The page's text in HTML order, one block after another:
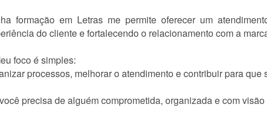
formação em Letras me permite oferecer um
do cliente e fortalecendo o relacionamento com a
foco é simples:
processos, melhorar o atendimento e contribuir para que
precisa de alguém comprometida, organizada e com